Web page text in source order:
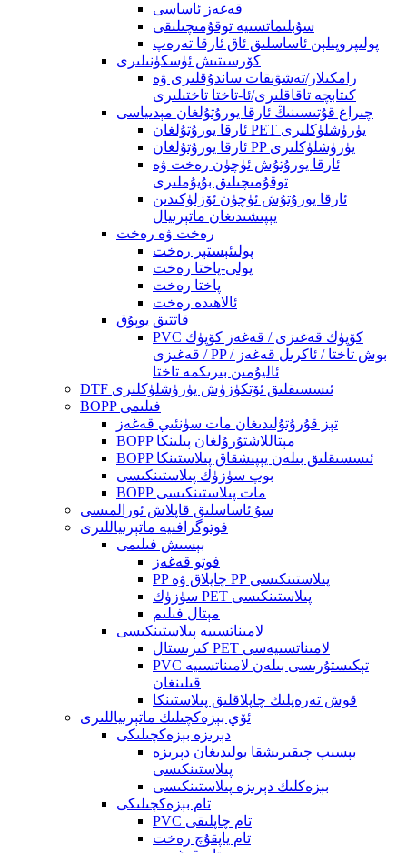
قەغەز ئاساسى
سۇبلىماتسىيە توقۇمىچىلىقى
پولىپروپىلېن ئاساسلىق ئاق ئارقا تەرەپ
كۆرسىتىش ئۈسكۈنىلىرى
رامكىلار/تەشۋىقات ساندۇقلىرى ۋە
كىتابچە تاقاقلىرى/ئا-تاختا تاختىلىرى
چىراغ قۇتىسىنىڭ ئارقا يورۇتۇلغان مېدىياسى
ئارقا يورۇتۇلغان PET يۈرۈشلۈكلىرى
ئارقا يورۇتۇلغان PP يۈرۈشلۈكلىرى
ئارقا يورۇتۇش ئۈچۈن رەخت ۋە
توقۇمىچىلىق بۇيۇملىرى
ئارقا يورۇتۇش ئۈچۈن ئۆزلۈكىدىن
يېپىشىدىغان ماتېرىيال
رەخت ۋە رەخت
پولىئېستېر رەخت
پولى-پاختا رەخت
پاختا رەخت
ئالاھىدە رەخت
قاتتىق يوپۇق
PVC كۆپۈك قەغىزى / قەغەز كۆپۈك
قەغىزى / PP بوش تاختا / ئاكرىل قەغەز /
ئاليۇمىن بىرىكمە تاختا
DTF ئىسسىقلىق ئۆتكۈزۈش يۈرۈشلۈكلىرى
BOPP فىلىمى
تېز قۇرۇتۇلىدىغان مات سۈنئىي قەغەز
BOPP مېتاللاشتۇرۇلغان پىلىنكا
BOPP ئىسسىقلىق بىلەن يېپىشقاق پىلاستىنكا
بوپ سۈزۈك پىلاستىنكىسى
BOPP مات پىلاستىنكىسى
سۇ ئاساسلىق قاپلاش ئورالمىسى
فوتوگرافىيە ماتېرىياللىرى
بېسىش فىلىمى
فوتو قەغەز
PP چاپلاق ۋە PP پىلاستىنكىسى
سۈزۈك PET پىلاستىنكىسى
مېتال فىلىم
لامىناتسىيە پىلاستىنكىسى
كىرىستال PET لامىناتسىيەسى
PVC تېكىستۇرىسى بىلەن لامىناتسىيە
قىلىنغان
قوش تەرەپلىك چاپلاقلىق پىلاستىنكا
ئۆي بېزەكچىلىك ماتېرىياللىرى
دېرىزە بېزەكچىلىكى
بېسىپ چىقىرىشقا بولىدىغان دېرىزە
پىلاستىنكىسى
بېزەكلىك دېرىزە پىلاستىنكىسى
تام بېزەكچىلىكى
PVC تام چاپلىقى
تام ياپقۇچ رەخت